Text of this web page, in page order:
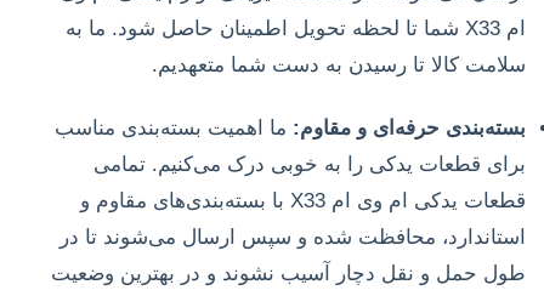
ام X33 شما تا لحظه تحویل اطمینان حاصل شود. ما به
سلامت کالا تا رسیدن به دست شما متعهدیم.
بسته‌بندی حرفه‌ای و مقاوم: ما اهمیت بسته‌بندی مناسب
برای قطعات یدکی را به خوبی درک می‌کنیم. تمامی
قطعات یدکی ام وی ام X33 با بسته‌بندی‌های مقاوم و
استاندارد، محافظت شده و سپس ارسال می‌شوند تا در
طول حمل و نقل دچار آسیب نشوند و در بهترین وضعیت